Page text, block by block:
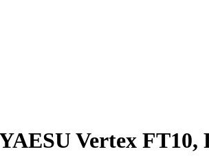
Vertex FT10,